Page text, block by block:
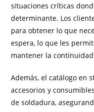
situaciones críticas
determinante. Los
para obtener lo que
espera, lo que les
mantener la
Además, el catálogo en
accesorios y
de soldadura,